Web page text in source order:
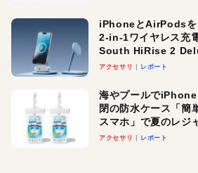
iPhoneとAirPodsを
2-in-1ワイヤレス充
South HiRise 2
ースでおしゃれに充
アクセサリ レポート
海やプールでiPhone
閉の防水ケース「簡
スマホ」で夏のレジ
アクセサリ レポート